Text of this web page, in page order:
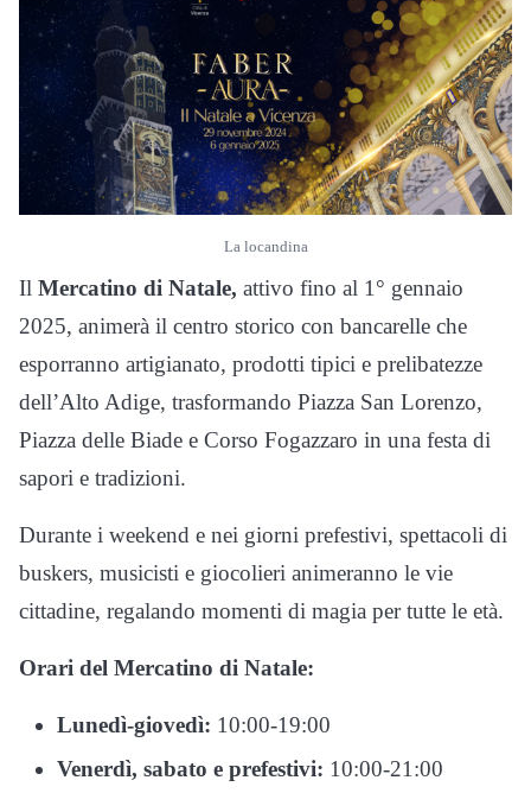
La locandina
Il Mercatino di Natale, attivo fino al 1° gennaio
2025, animerà il centro storico con bancarelle che
esporranno artigianato, prodotti tipici e prelibatezze
dell’Alto Adige, trasformando Piazza San Lorenzo,
Piazza delle Biade e Corso Fogazzaro in una festa di
sapori e tradizioni.
Durante i weekend e nei giorni prefestivi, spettacoli di
buskers, musicisti e giocolieri animeranno le vie
cittadine, regalando momenti di magia per tutte le età.
Orari del Mercatino di Natale:
Lunedì-giovedì: 10:00-19:00
Venerdì, sabato e prefestivi: 10:00-21:00